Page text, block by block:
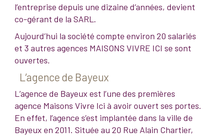
l’entreprise depuis une dizaine d’années, devient
co-gérant de la SARL.
Aujourd’hui la société compte environ 20 salariés
et 3 autres agences MAISONS VIVRE ICI se sont
ouvertes.
L’agence de Bayeux
L’agence de Bayeux est l’une des premières
agence Maisons Vivre Ici à avoir ouvert ses portes.
En effet, l’agence s’est implantée dans la ville de
Bayeux en 2011. Située au 20 Rue Alain Chartier,